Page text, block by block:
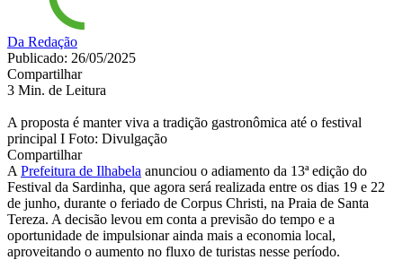
Da Redação
Publicado: 26/05/2025
Compartilhar
3 Min. de Leitura
A proposta é manter viva a tradição gastronômica até o festival
principal I Foto: Divulgação
Compartilhar
A Prefeitura de Ilhabela anunciou o adiamento da 13ª edição do
Festival da Sardinha, que agora será realizada entre os dias 19 e 22
de junho, durante o feriado de Corpus Christi, na Praia de Santa
Tereza. A decisão levou em conta a previsão do tempo e a
oportunidade de impulsionar ainda mais a economia local,
aproveitando o aumento no fluxo de turistas nesse período.